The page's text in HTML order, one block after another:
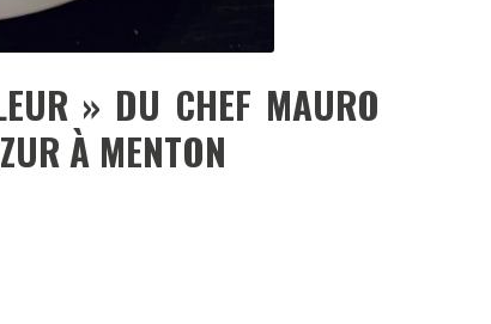
» DU CHEF MAURO
À MENTON